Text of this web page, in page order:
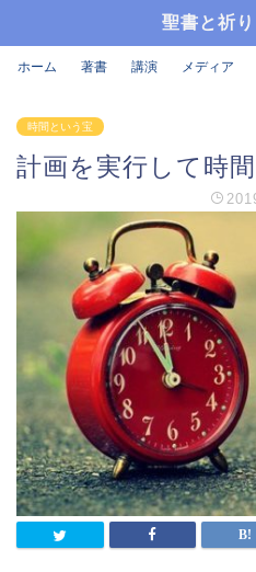
聖書と祈
ホーム 著書 講演 メディア
時間という宝
計画を実行して時